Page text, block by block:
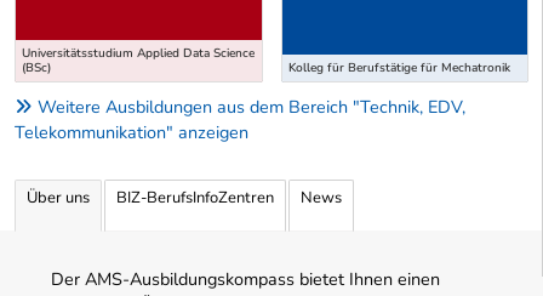
Universitätsstudium Applied Data Science
(BSc)
Kolleg für Berufstätige für Mechatronik
Weitere Ausbildungen aus dem Bereich "Technik, EDV,
Telekommunikation" anzeigen
Über uns BIZ-BerufsInfoZentren News
Der AMS-Ausbildungskompass bietet Ihnen einen